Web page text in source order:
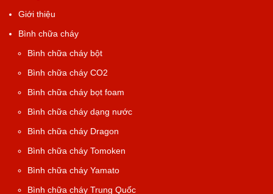
Giới thiệu
Bình chữa cháy
Bình chữa cháy bột
Bình chữa cháy CO2
Bình chữa cháy bọt foam
Bình chữa cháy dạng nước
Bình chữa cháy Dragon
Bình chữa cháy Tomoken
Bình chữa cháy Yamato
Bình chữa cháy Trung Quốc